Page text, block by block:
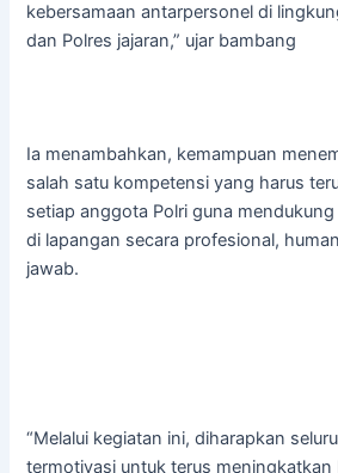
kebersamaan antarpersonel di
dan Polres jajaran,” ujar bambang
Ia menambahkan, kemampuan
salah satu kompetensi yang harus
setiap anggota Polri guna
di lapangan secara profesional,
jawab.
“Melalui kegiatan ini, diharapkan
termotivasi untuk terus meningkatkan